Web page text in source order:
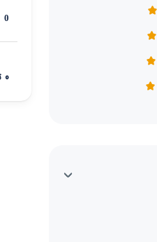
0
0 تومان